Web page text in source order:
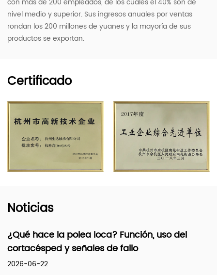
nivel medio y superior. Sus ingresos anuales por ventas
rondan los 200 millones de yuanes y la mayoría de sus
productos se exportan.
Certificado
Noticias
Función, uso del
fallo
Enlaces de arrastre
señales de desgaste